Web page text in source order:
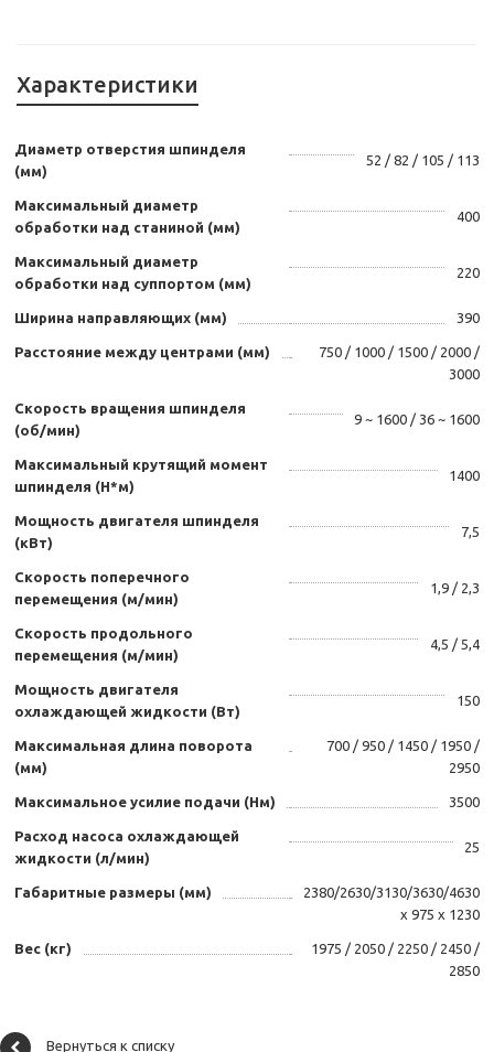
Характеристики
Диаметр отверстия шпинделя
(мм)
52 / 82 / 105 / 113
Максимальный диаметр
обработки над станиной (мм)
400
Максимальный диаметр
обработки над суппортом (мм)
220
Ширина направляющих (мм) 390
Расстояние между центрами (мм)
750 / 1000 / 1500 / 2000 /
3000
Скорость вращения шпинделя
(об/мин)
9 ~ 1600 / 36 ~ 1600
Максимальный крутящий момент
шпинделя (Н*м)
1400
Мощность двигателя шпинделя
(кВт)
7,5
Скорость поперечного
перемещения (м/мин)
1,9 / 2,3
Скорость продольного
перемещения (м/мин)
4,5 / 5,4
Мощность двигателя
охлаждающей жидкости (Вт)
150
Максимальная длина поворота
(мм)
700 / 950 / 1450 / 1950 /
2950
Максимальное усилие подачи (Нм) 3500
Расход насоса охлаждающей
жидкости (л/мин)
25
Габаритные размеры (мм)
2380/2630/3130/3630/4630
х 975 х 1230
Вес (кг)
1975 / 2050 / 2250 / 2450 /
2850
Вернуться к списку